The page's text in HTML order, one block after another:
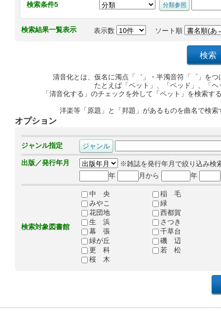
検索条件5
検索結果一覧表示 表示数 ソート順
清音化とは、仮名に濁点「゛」・半濁音符「゜」を
たとえば「ペット」、「ベッド」、「
「清音化する」のチェックを外して「ペット」を検索
洋楽等「原題」と「邦題」があるものを曲名で検
オプション
ジャンル指定
出版／発行年月
※雑誌を発行年月で絞り込み検
年
月から 年
検索対象図書館
中 央
稲 毛
みやこ
緑
花団地
西都賀
生 浜
さつき
幕 張
千草台
緑が丘
磯 辺
更 科
若 松
桜 木